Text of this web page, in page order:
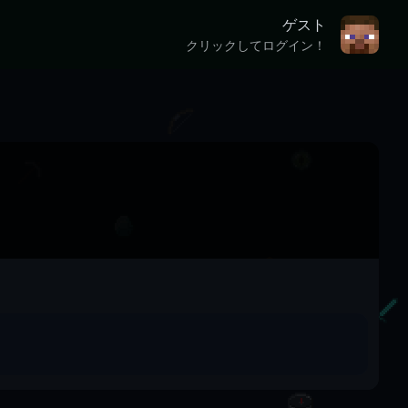
ゲスト
クリックしてログイン！